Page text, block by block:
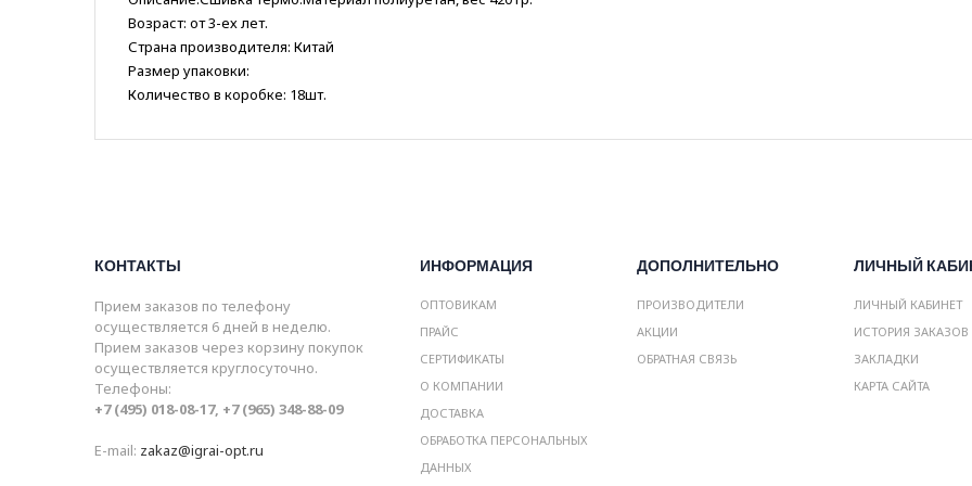
Возраст: от 3-ех лет.
Страна производителя: Китай
Размер упаковки:
Количество в коробке: 18шт.
КОНТАКТЫ
Прием заказов по телефону
осуществляется 6 дней в неделю.
Прием заказов через корзину покупок
осуществляется круглосуточно.
Телефоны:
+7 (495) 018-08-17, +7 (965) 348-88-09
E-mail: zakaz@igrai-opt.ru
ИНФОРМАЦИЯ
ОПТОВИКАМ
ПРАЙС
СЕРТИФИКАТЫ
О КОМПАНИИ
ДОСТАВКА
ОБРАБОТКА ПЕРСОНАЛЬНЫХ
ДАННЫХ
ДОПОЛНИТЕЛЬНО
ПРОИЗВОДИТЕЛИ
АКЦИИ
ОБРАТНАЯ СВЯЗЬ
ЛИЧНЫЙ
ЛИЧНЫЙ КАБИНЕТ
ИСТОРИЯ ЗАКАЗОВ
ЗАКЛАДКИ
КАРТА САЙТА